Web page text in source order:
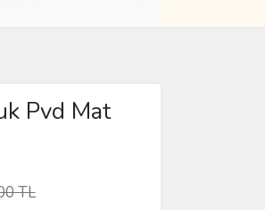
Pvd Mat
TL